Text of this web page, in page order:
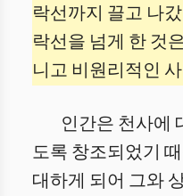
락선까지 끌고 나
락선을 넘게 한 것
니고 비원리적인
인간은 천사에
도록 창조되었기
대하게 되어 그와